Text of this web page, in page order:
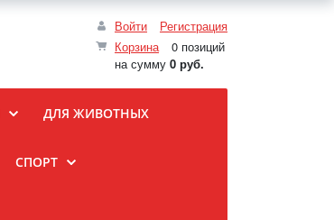
Войти
Регистрация
Корзина
0 позиций
на сумму 0 руб.
ДЛЯ ЖИВОТНЫХ
СПОРТ